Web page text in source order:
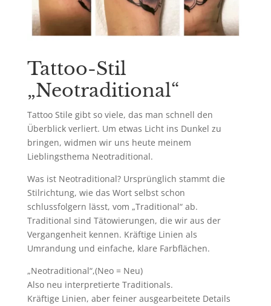
Tattoo-Stil
„Neotraditional“
Tattoo Stile gibt so viele, das man schnell den
Überblick verliert. Um etwas Licht ins Dunkel zu
bringen, widmen wir uns heute meinem
Lieblingsthema Neotraditional.
Was ist Neotraditional? Ursprünglich stammt die
Stilrichtung, wie das Wort selbst schon
schlussfolgern lässt, vom „Traditional“ ab.
Traditional sind Tätowierungen, die wir aus der
Vergangenheit kennen. Kräftige Linien als
Umrandung und einfache, klare Farbflächen.
„Neotraditional“,(Neo = Neu)
Also neu interpretierte Traditionals.
Kräftige Linien, aber feiner ausgearbeitete Details